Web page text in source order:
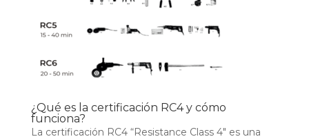
¿Qué es la certificación RC4 y cómo
funciona?
La certificación RC4 “Resistance Class 4″ es una